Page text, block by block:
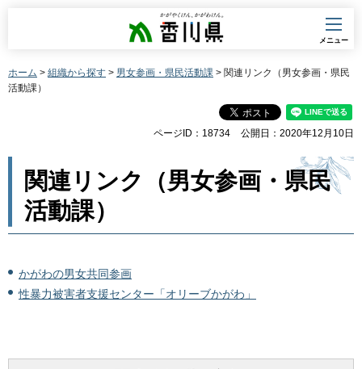
香川県
メニュー
ホーム > 組織から探す > 男女参画・県民活動課 > 関連リンク（男女参画・県民
活動課）
ページID：18734 公開日：2020年12月10日
関連リンク（男女参画・県民
活動課）
かがわの男女共同参画
性暴力被害者支援センター「オリーブかがわ」